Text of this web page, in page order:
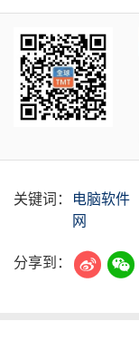
关键词： 电脑软件
网
分享到：